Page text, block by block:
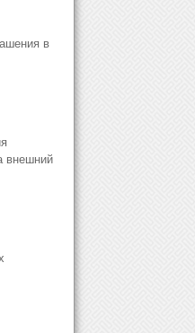
в
внешний